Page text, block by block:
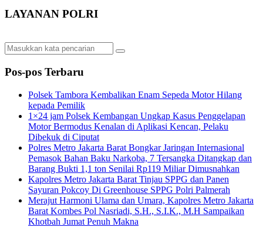
LAYANAN POLRI
Pos-pos Terbaru
Polsek Tambora Kembalikan Enam Sepeda Motor Hilang
kepada Pemilik
1×24 jam Polsek Kembangan Ungkap Kasus Penggelapan
Motor Bermodus Kenalan di Aplikasi Kencan, Pelaku
Dibekuk di Ciputat
Polres Metro Jakarta Barat Bongkar Jaringan Internasional
Pemasok Bahan Baku Narkoba, 7 Tersangka Ditangkap dan
Barang Bukti 1,1 ton Senilai Rp119 Miliar Dimusnahkan
Kapolres Metro Jakarta Barat Tinjau SPPG dan Panen
Sayuran Pokcoy Di Greenhouse SPPG Polri Palmerah
Merajut Harmoni Ulama dan Umara, Kapolres Metro Jakarta
Barat Kombes Pol Nasriadi, S.H., S.I.K., M.H Sampaikan
Khotbah Jumat Penuh Makna